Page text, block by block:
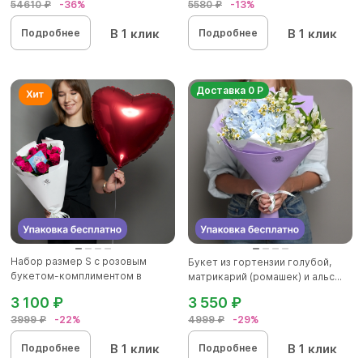
54610 ₽ -36%
Подробнее В 1 клик
5580 ₽ -13%
Подробнее В 1 клик
Набор размер S с розовым
букетом-комплиментом в
3999 ₽ -22%
3 100 ₽
Подробнее В 1 клик
Доставка 0 Р
Букет из гортензии голубой,
матрикарий (ромашек) и альс...
4999 ₽ -29%
3 550 ₽
Подробнее В 1 клик